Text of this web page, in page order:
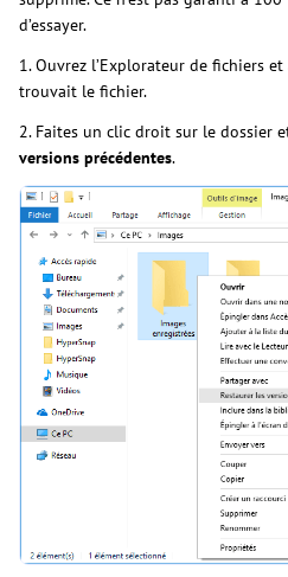
d’essayer.
1. Ouvrez l’Explorateur de fichiers
trouvait le fichier.
2. Faites un clic droit sur le dossier
versions précédentes.